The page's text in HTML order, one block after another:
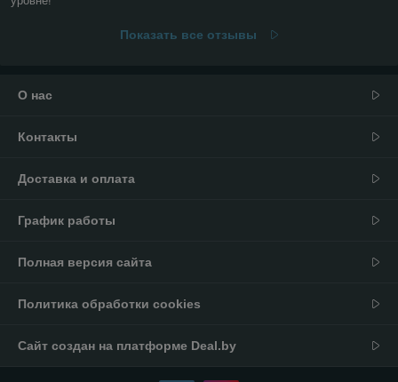
Показать все отзывы
О нас
Контакты
Доставка и оплата
График работы
Полная версия сайта
Политика обработки cookies
Сайт создан на платформе Deal.by